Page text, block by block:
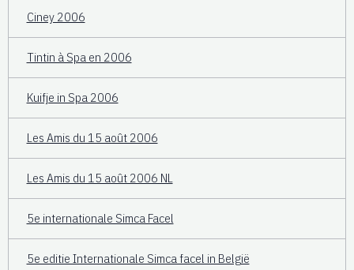
Ciney 2006
Tintin à Spa en 2006
Kuifje in Spa 2006
Les Amis du 15 août 2006
Les Amis du 15 août 2006 NL
5e internationale Simca Facel
5e editie Internationale Simca facel in België